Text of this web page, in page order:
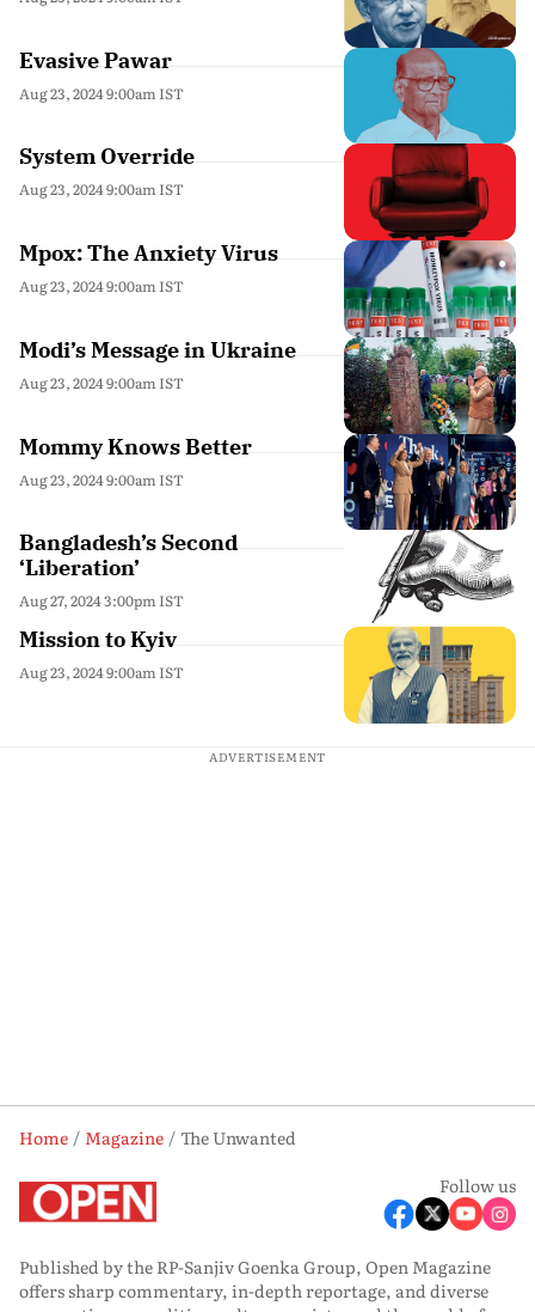
Evasive Pawar
Aug 23, 2024 9:00am IST
System Override
Aug 23, 2024 9:00am IST
Mpox: The Anxiety Virus
Aug 23, 2024 9:00am IST
Modi’s Message in Ukraine
Aug 23, 2024 9:00am IST
Mommy Knows Better
Aug 23, 2024 9:00am IST
Bangladesh’s Second
‘Liberation’
Aug 27, 2024 3:00pm IST
Mission to Kyiv
Aug 23, 2024 9:00am IST
ADVERTISEMENT
Home Magazine
The Unwanted
Follow us
Published by the RP-Sanjiv Goenka Group, Open Magazine
offers sharp commentary, in-depth reportage, and diverse